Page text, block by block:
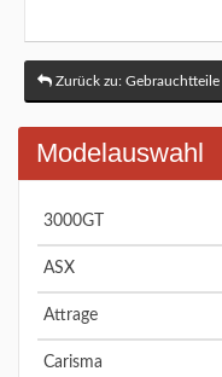
Zurück zu: Gebrauchtteile
Modelauswahl
3000GT
ASX
Attrage
Carisma